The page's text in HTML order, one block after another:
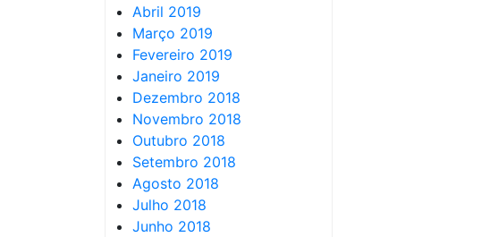
Abril 2019
Março 2019
Fevereiro 2019
Janeiro 2019
Dezembro 2018
Novembro 2018
Outubro 2018
Setembro 2018
Agosto 2018
Julho 2018
Junho 2018